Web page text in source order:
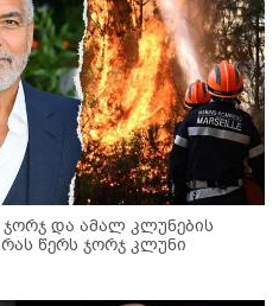
ჯორჯ და ამალ კლუნების
წერს ჯორჯ კლუნი